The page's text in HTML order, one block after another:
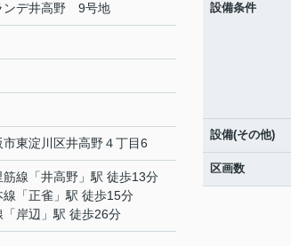
ンデ井高野 9号地
市東淀川区井高野４丁目6
筋線 「井高野 」駅 徒歩13分
線 「正雀 」駅 徒歩15分
「 岸辺 」駅 徒歩26分
設備条件
設備(その他)
区画数